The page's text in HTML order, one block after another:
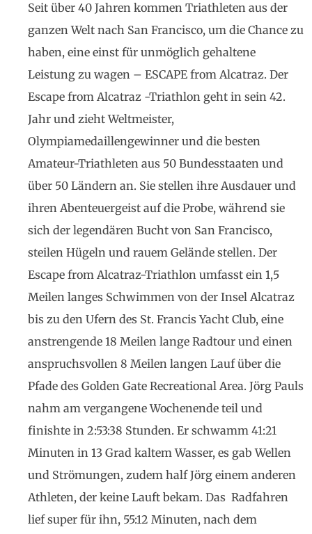
Seit über 40 Jahren kommen Triathleten aus der
ganzen Welt nach San Francisco, um die Chance zu
haben, eine einst für unmöglich gehaltene
Leistung zu wagen – ESCAPE from Alcatraz. Der
Escape from Alcatraz -Triathlon geht in sein 42.
Jahr und zieht Weltmeister,
Olympiamedaillengewinner und die besten
Amateur-Triathleten aus 50 Bundesstaaten und
über 50 Ländern an. Sie stellen ihre Ausdauer und
ihren Abenteuergeist auf die Probe, während sie
sich der legendären Bucht von San Francisco,
steilen Hügeln und rauem Gelände stellen. Der
Escape from Alcatraz-Triathlon umfasst ein 1,5
Meilen langes Schwimmen von der Insel Alcatraz
bis zu den Ufern des St. Francis Yacht Club, eine
anstrengende 18 Meilen lange Radtour und einen
anspruchsvollen 8 Meilen langen Lauf über die
Pfade des Golden Gate Recreational Area. Jörg Pauls
nahm am vergangene Wochenende teil und
finishte in 2:53:38 Stunden. Er schwamm 41:21
Minuten in 13 Grad kaltem Wasser, es gab Wellen
und Strömungen, zudem half Jörg einem anderen
Athleten, der keine Lauft bekam. Das Radfahren
lief super für ihn, 55:12 Minuten, nach dem